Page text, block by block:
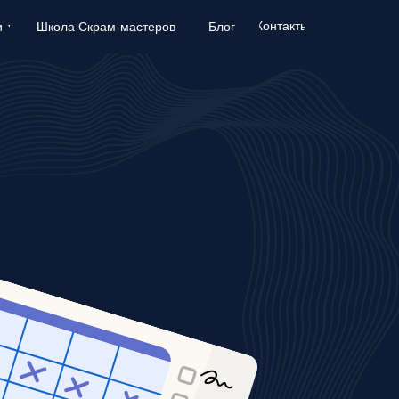
Школа Скрам-мастеров Контакты
Блог
Школа Скрам-мастеров Контакты
Блог